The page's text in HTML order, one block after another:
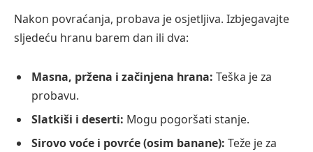
Nakon povraćanja, probava je osjetljiva. Izbjegavajte
sljedeću hranu barem dan ili dva:
Masna, pržena i začinjena hrana: Teška je za
probavu.
Slatkiši i deserti: Mogu pogoršati stanje.
Sirovo voće i povrće (osim banane): Teže je za